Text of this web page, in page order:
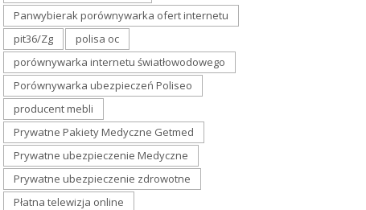
Panwybierak porównywarka ofert internetu
pit36/Zg
polisa oc
porównywarka internetu światłowodowego
Porównywarka ubezpieczeń Poliseo
producent mebli
Prywatne Pakiety Medyczne Getmed
Prywatne ubezpieczenie Medyczne
Prywatne ubezpieczenie zdrowotne
Płatna telewizja online